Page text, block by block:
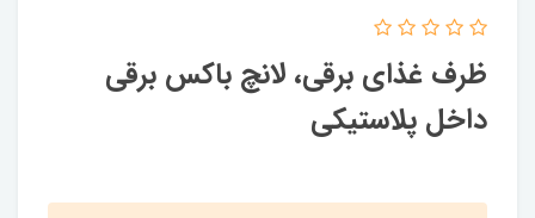
ظرف غذای برقی، لانچ باکس برقی
داخل پلاستیکی